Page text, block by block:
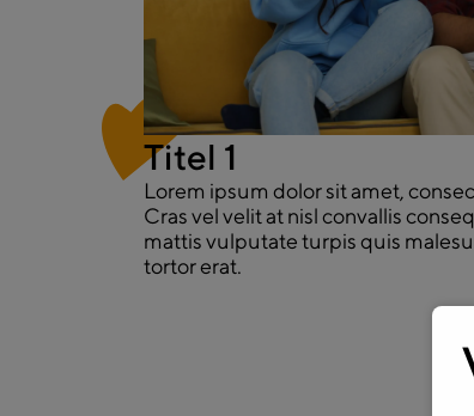
Titel 1
Lorem ipsum dolor sit amet,
Cras vel velit at nisl convallis
mattis vulputate turpis quis
tortor erat.